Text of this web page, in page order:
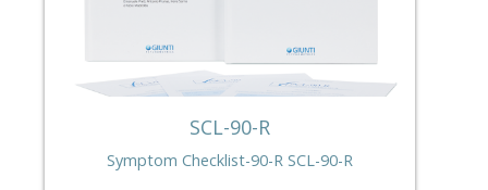
SCL-90-R
Symptom Checklist-90-R SCL-90-R